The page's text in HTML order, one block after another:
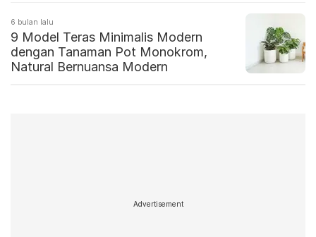
6 bulan lalu
9 Model Teras Minimalis Modern
dengan Tanaman Pot Monokrom,
Natural Bernuansa Modern
Advertisement